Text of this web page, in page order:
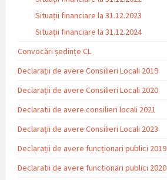
Situații financiare la 31.12.2023
Situaţii financiare la 31.12.2024
Convocări ședințe CL
Declarații de avere Consilieri Locali 2019
Declarații de avere Consilieri Locali 2020
Declaratii de avere consilieri locali 2021
Declarații de avere Consilieri Locali 2023
Declarații de avere funcționari publici 2019
Declaratii de avere functionari publici 2020